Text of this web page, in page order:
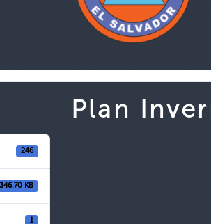
246
346.70 KB
1
Plan